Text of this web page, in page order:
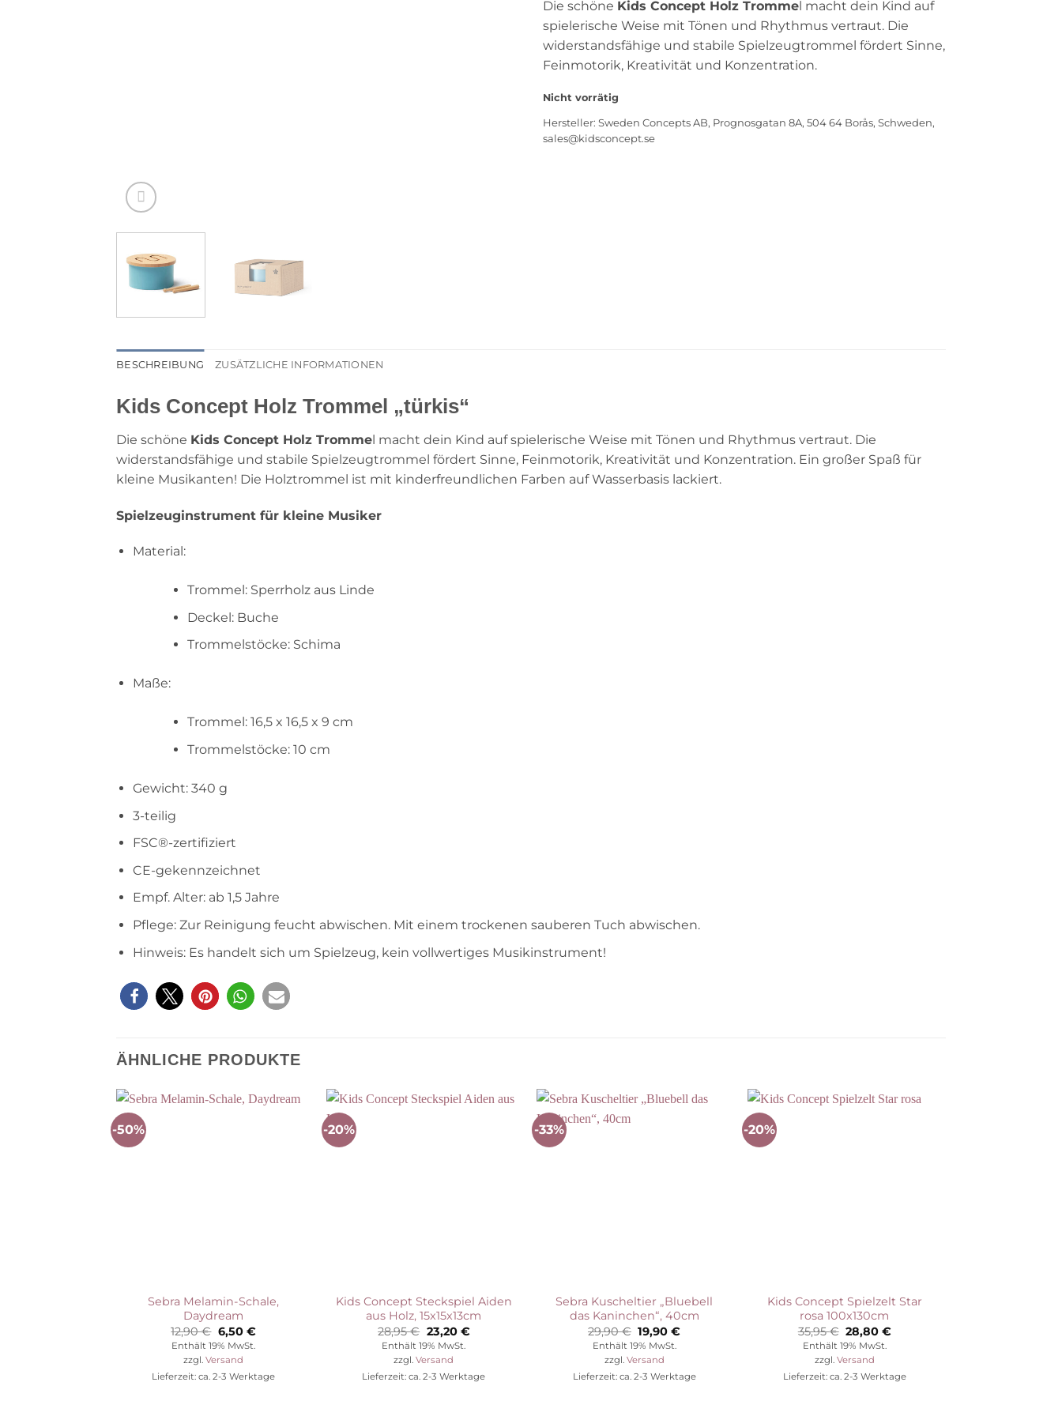
Die schöne Kids Concept Holz Trommel macht dein Kind auf
spielerische Weise mit Tönen und Rhythmus vertraut. Die
widerstandsfähige und stabile Spielzeugtrommel fördert Sinne,
Feinmotorik, Kreativität und Konzentration.
Nicht vorrätig
Hersteller: Sweden Concepts AB, Prognosgatan 8A, 504 64 Borås, Schweden,
sales@kidsconcept.se
BESCHREIBUNG ZUSÄTZLICHE INFORMATIONEN
Kids Concept Holz Trommel „türkis“
Die schöne Kids Concept Holz Trommel macht dein Kind auf spielerische Weise mit Tönen und Rhythmus vertraut. Die
widerstandsfähige und stabile Spielzeugtrommel fördert Sinne, Feinmotorik, Kreativität und Konzentration. Ein großer Spaß für
kleine Musikanten! Die Holztrommel ist mit kinderfreundlichen Farben auf Wasserbasis lackiert.
Spielzeuginstrument für kleine Musiker
Material:
Trommel: Sperrholz aus Linde
Deckel: Buche
Trommelstöcke: Schima
Maße:
Trommel: 16,5 x 16,5 x 9 cm
Trommelstöcke: 10 cm
Gewicht: 340 g
3-teilig
FSC®-zertifiziert
CE-gekennzeichnet
Empf. Alter: ab 1,5 Jahre
Pflege: Zur Reinigung feucht abwischen. Mit einem trockenen sauberen Tuch abwischen.
Hinweis: Es handelt sich um Spielzeug, kein vollwertiges Musikinstrument!
ÄHNLICHE PRODUKTE
-50%
Sebra Melamin-Schale,
Daydream
12,90€ Ursprünglicher
Preis
war:
12,90 €
6,50 €Aktueller
ist:
Enthält 19% MwSt.
zzgl.Versand
Lieferzeit: ca. 2-3 Werktage
-20%
Kids Concept Steckspiel Aiden
aus Holz, 15x15x13cm
28,95€ Ursprünglicher
Preis
war:
28,95 €
23,20 €Aktueller
Enthält 19% MwSt.
zzgl.Versand
Lieferzeit: ca. 2-3 Werktage
-33%
Sebra Kuscheltier „Bluebell
das Kaninchen“, 40cm
29,90€ Ursprünglicher
Preis
war:
29,90 €
19,90€Aktueller
Enthält 19% MwSt.
zzgl. Versand
Lieferzeit: ca. 2-3 Werktage
-20%
Kids Concept Spielzelt Star
rosa 100x130cm
35,95€ Ursprünglicher
Preis
war:
35,95 €
28,80€Aktueller
Enthält 19% MwSt.
zzgl. Versand
Lieferzeit: ca. 2-3 Werktage